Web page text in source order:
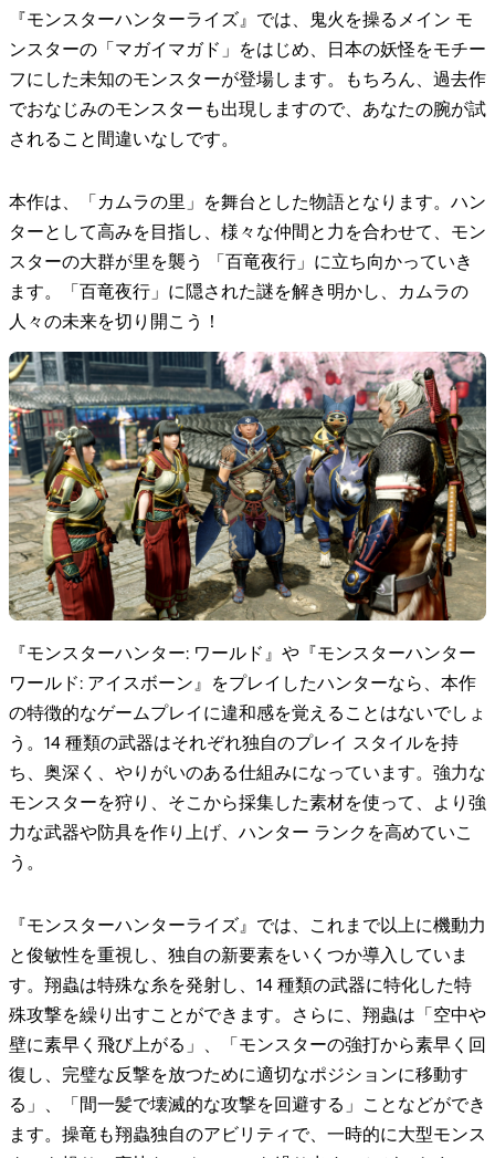
『モンスターハンターライズ』では、鬼火を操るメイン モ
ンスターの「マガイマガド」をはじめ、日本の妖怪をモチー
フにした未知のモンスターが登場します。もちろん、過去作
でおなじみのモンスターも出現しますので、あなたの腕が試
されること間違いなしです。
本作は、「カムラの里」を舞台とした物語となります。ハン
ターとして高みを目指し、様々な仲間と力を合わせて、モン
スターの大群が里を襲う 「百竜夜行」に立ち向かっていき
ます。「百竜夜行」に隠された謎を解き明かし、カムラの
人々の未来を切り開こう！
『モンスターハンター: ワールド』や『モンスターハンター
ワールド: アイスボーン』をプレイしたハンターなら、本作
の特徴的なゲームプレイに違和感を覚えることはないでしょ
う。14 種類の武器はそれぞれ独自のプレイ スタイルを持
ち、奥深く、やりがいのある仕組みになっています。強力な
モンスターを狩り、そこから採集した素材を使って、より強
力な武器や防具を作り上げ、ハンター ランクを高めていこ
う。
『モンスターハンターライズ』では、これまで以上に機動力
と俊敏性を重視し、独自の新要素をいくつか導入していま
す。翔蟲は特殊な糸を発射し、14 種類の武器に特化した特
殊攻撃を繰り出すことができます。さらに、翔蟲は「空中や
壁に素早く飛び上がる」、「モンスターの強打から素早く回
復し、完璧な反撃を放つために適切なポジションに移動す
る」、「間一髪で壊滅的な攻撃を回避する」ことなどができ
ます。操竜も翔蟲独自のアビリティで、一時的に大型モンス